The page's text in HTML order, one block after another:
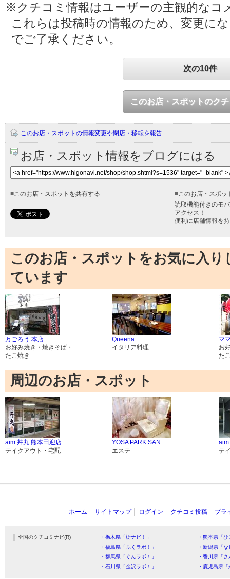
※クチコミ情報はユーザーの主観的なコ
これらは投稿時の情報のため、変更に
でご了承ください。
次の10件
このお店・スポットのク
このお店・スポットの情報変更や閉店・移転を報告
お店・スポット情報をブログにはる
■このお店・スポットを共有する ■このお店・スポッ
読取機能付きのモ
アクセス！
便利に店舗情報を
このお店・スポットをお気に入
ています
万ごろう 本店
お好み焼き・焼きそば・
たこ焼き
Queena
イタリア料理
マ
お
た
周辺のお店・スポット
aim 丼丸 熊本田迎店
テイクアウト・宅配
YOSA PARK SAN
エステ
aim
テ
ホーム サイトマップ ログイン クチコミ投稿 プラ
全国のクチコミナビ(R) ・栃木県「栃ナビ！」
・熊本県「
・福島県「ふくラボ！」
・新潟県「
・群馬県「ぐんラボ！」
・香川県「
・石川県「金沢ラボ！」
・鹿児島県